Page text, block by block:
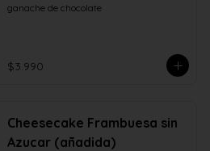
ganache de chocolate
$3.990
Cheesecake Frambuesa sin
Azucar (añadida)